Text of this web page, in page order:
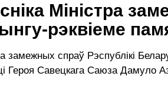
Міністра
рэквіеме
замежных спраў Рэспублікі
Героя Савецкага Саюза Дамуло